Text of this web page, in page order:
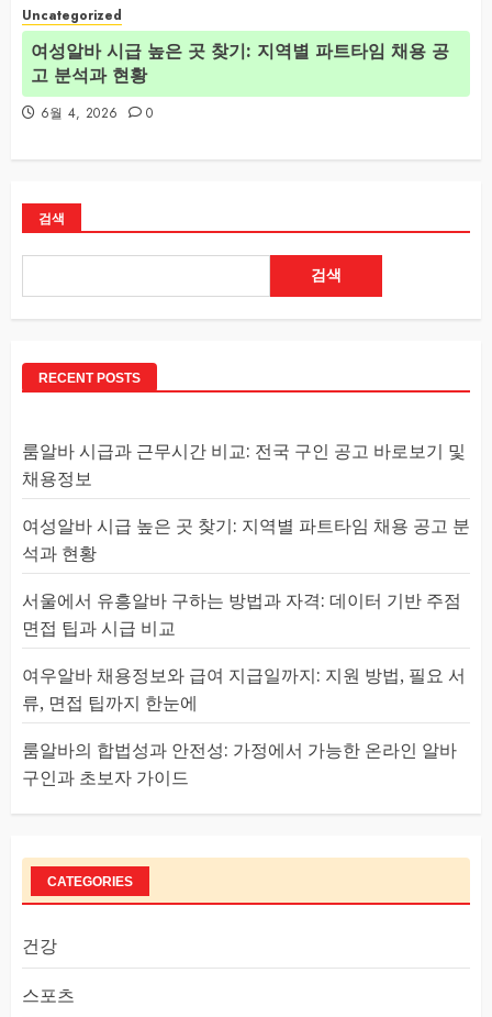
Uncategorized
여성알바 시급 높은 곳 찾기: 지역별 파트타임 채용 공
고 분석과 현황
6월 4, 2026 0
검색
검색
RECENT POSTS
룸알바 시급과 근무시간 비교: 전국 구인 공고 바로보기 및
채용정보
여성알바 시급 높은 곳 찾기: 지역별 파트타임 채용 공고 분
석과 현황
서울에서 유흥알바 구하는 방법과 자격: 데이터 기반 주점
면접 팁과 시급 비교
여우알바 채용정보와 급여 지급일까지: 지원 방법, 필요 서
류, 면접 팁까지 한눈에
룸알바의 합법성과 안전성: 가정에서 가능한 온라인 알바
구인과 초보자 가이드
CATEGORIES
건강
스포츠